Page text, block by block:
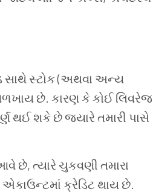
સાથે સ્ટોક (અથવા અન્ય
છે. કારણ કે કોઈ લિવરેજ
થઈ શકે છે જ્યારે તમારી પાસે
છે, ત્યારે ચુકવણી તમારા
ક્રેડિટ થાય છે.